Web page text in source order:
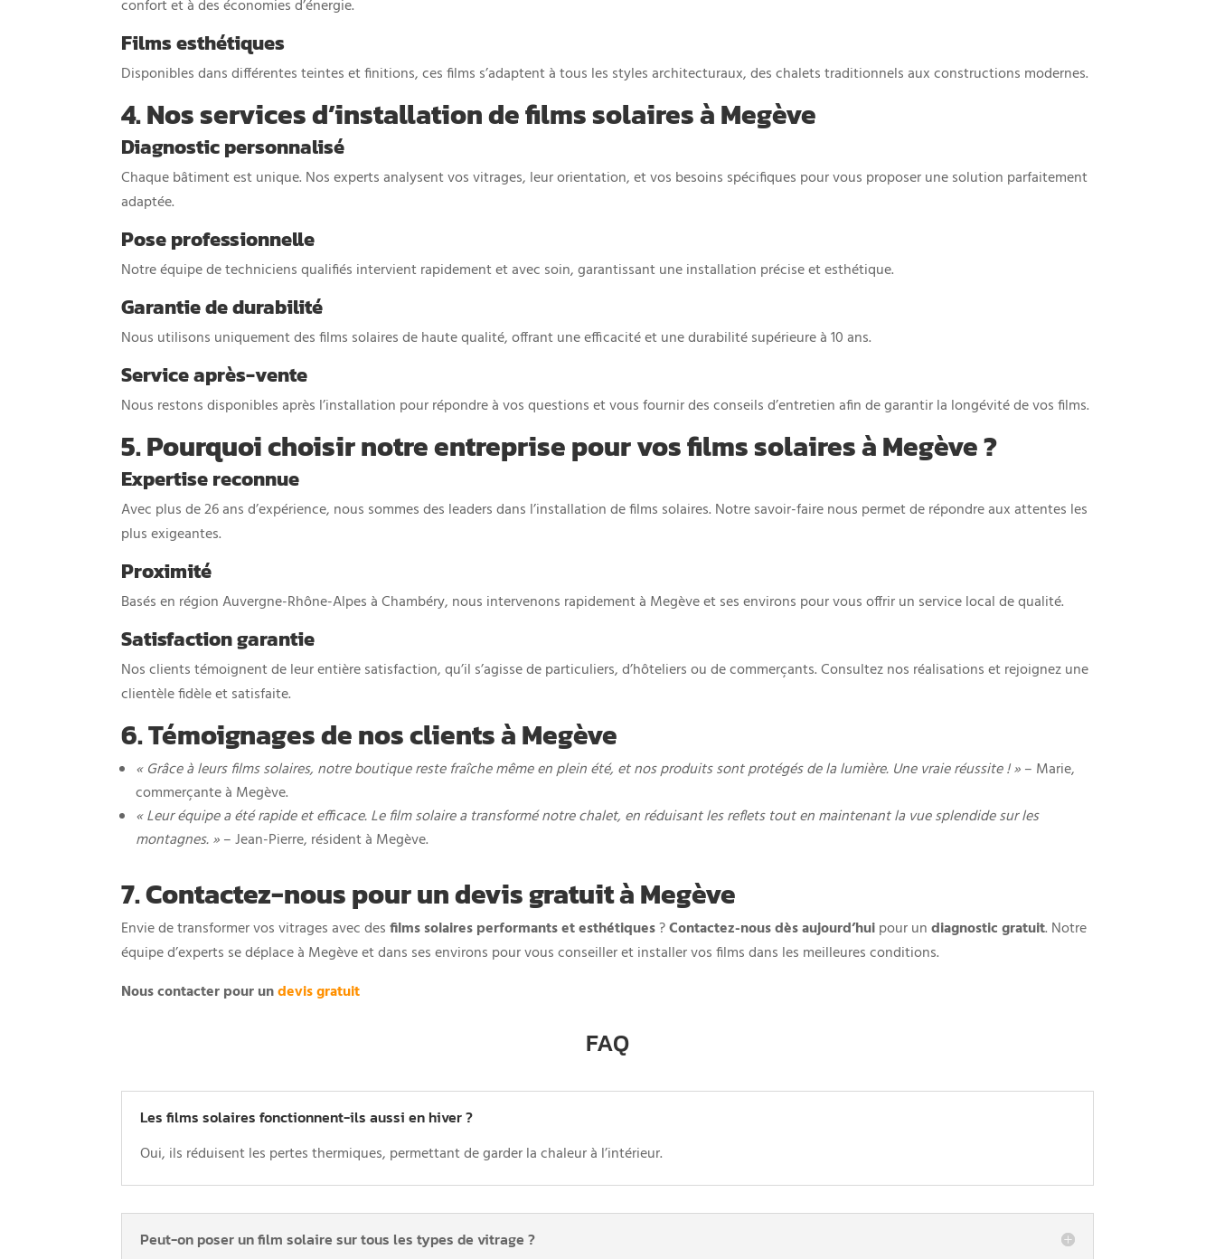
confort et à des économies d’énergie.
Films esthétiques
Disponibles dans différentes teintes et finitions, ces films s’adaptent à tous les styles architecturaux, des chalets traditionnels aux constructions modernes.
4. Nos services d’installation de films solaires à Megève
Diagnostic personnalisé
Chaque bâtiment est unique. Nos experts analysent vos vitrages, leur orientation, et vos besoins spécifiques pour vous proposer une solution parfaitement
adaptée.
Pose professionnelle
Notre équipe de techniciens qualifiés intervient rapidement et avec soin, garantissant une installation précise et esthétique.
Garantie de durabilité
Nous utilisons uniquement des films solaires de haute qualité, offrant une efficacité et une durabilité supérieure à 10 ans.
Service après-vente
Nous restons disponibles après l’installation pour répondre à vos questions et vous fournir des conseils d’entretien afin de garantir la longévité de vos films.
5. Pourquoi choisir notre entreprise pour vos films solaires à Megève ?
Expertise reconnue
Avec plus de 26 ans d’expérience, nous sommes des leaders dans l’installation de films solaires. Notre savoir-faire nous permet de répondre aux attentes les
plus exigeantes.
Proximité
Basés en région Auvergne-Rhône-Alpes à Chambéry, nous intervenons rapidement à Megève et ses environs pour vous offrir un service local de qualité.
Satisfaction garantie
Nos clients témoignent de leur entière satisfaction, qu’il s’agisse de particuliers, d’hôteliers ou de commerçants. Consultez nos réalisations et rejoignez une
clientèle fidèle et satisfaite.
6. Témoignages de nos clients à Megève
« Grâce à leurs films solaires, notre boutique reste fraîche même en plein été, et nos produits sont protégés de la lumière. Une vraie réussite ! »– Marie,
commerçante à Megève.
« Leur équipe a été rapide et efficace. Le film solaire a transformé notre chalet, en réduisant les reflets tout en maintenant la vue splendide sur les
montagnes. »– Jean-Pierre, résident à Megève.
7. Contactez-nous pour un devis gratuit à Megève
Envie de transformer vos vitrages avec desfilms solaires performants et esthétiques?Contactez-nous dès aujourd’huipour undiagnostic gratuit. Notre
équipe d’experts se déplace à Megève et dans ses environs pour vous conseiller et installer vos films dans les meilleures conditions.
Nous contacter pour undevis gratuit
FAQ
Les films solaires fonctionnent-ils aussi en hiver ?
Oui, ils réduisent les pertes thermiques, permettant de garder la chaleur à l’intérieur.
Peut-on poser un film solaire sur tous les types de vitrage ?